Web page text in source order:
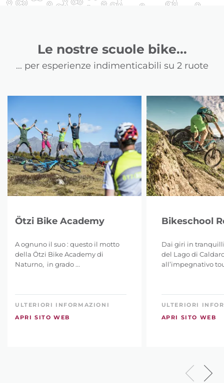
Le nostre scuole bike...
... per esperienze indimenticabili su 2 ruote
Ötzi Bike Academy
A ognuno il suo : questo il motto
della Ötzi Bike Academy di
Naturno, in grado ...
ULTERIORI INFORMAZIONI
APRI SITO WEB
Bikeschool
Dai giri in
del Lago di
all’impegnativo
ULTERIORI
APRI SITO WEB